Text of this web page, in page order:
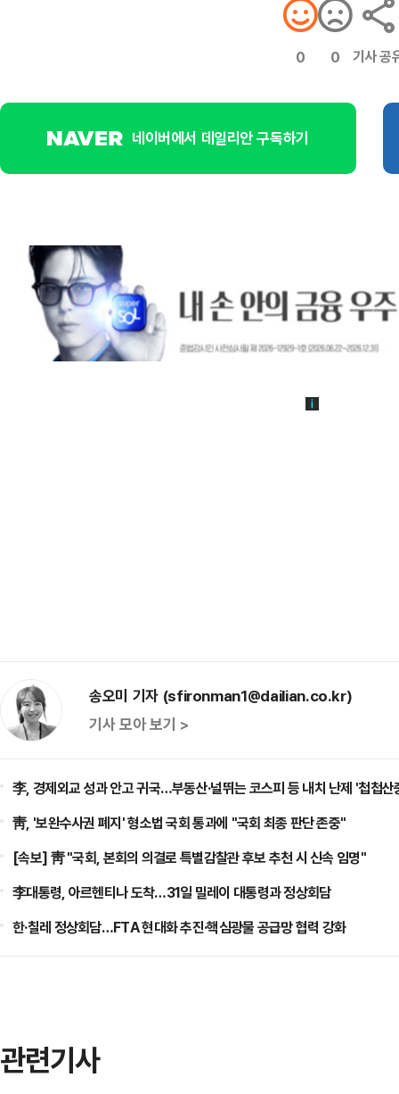
0 0 기사 공
네이버에서 데일리안 구독하기
송오미 기자 (sfironman1@dailian.co.kr)
기사 모아 보기 >
李, 경제외교 성과 안고 귀국…부동산·널뛰는 코스피 등 내치 난제 '첩첩산
靑, '보완수사권 폐지' 형소법 국회 통과에 "국회 최종 판단 존중"
[속보] 靑 "국회, 본회의 의결로 특별감찰관 후보 추천 시 신속 임명"
李대통령, 아르헨티나 도착…31일 밀레이 대통령과 정상회담
한·칠레 정상회담…FTA 현대화 추진·핵심광물 공급망 협력 강화
관련기사